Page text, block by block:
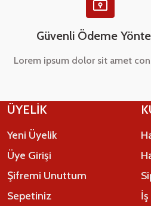
Güvenli Ödeme
Lorem ipsum dolor sit amet
ÜYELİK
Yeni Üyelik
Üye Girişi
Şifremi Unuttum
Sepetiniz